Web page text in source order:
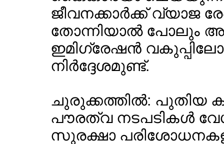
ജീവനക്കാര്‍ക്ക് വ്യാജ
തോന്നിയാല്‍ പോലും
ഇമിഗ്രേഷന്‍ വകുപ്പിലോ
നിര്‍ദ്ദേശമുണ്ട്.
ചുരുക്കത്തില്‍: പുതിയ
പൗരത്വ നടപടികള്‍
സുരക്ഷാ